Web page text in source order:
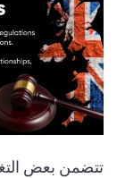
تتضمن بعض